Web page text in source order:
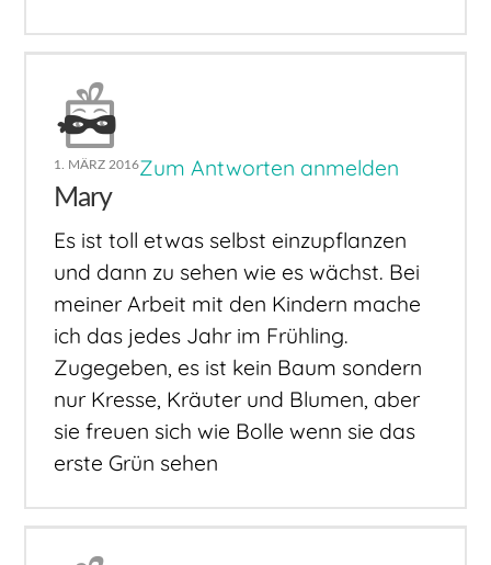
1. MÄRZ 2016Zum Antworten anmelden
Mary
Es ist toll etwas selbst einzupflanzen
und dann zu sehen wie es wächst. Bei
meiner Arbeit mit den Kindern mache
ich das jedes Jahr im Frühling.
Zugegeben, es ist kein Baum sondern
nur Kresse, Kräuter und Blumen, aber
sie freuen sich wie Bolle wenn sie das
erste Grün sehen